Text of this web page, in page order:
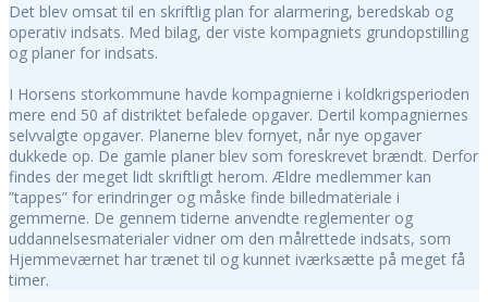
Det blev omsat til en skriftlig plan for alarmering, beredskab og
operativ indsats. Med bilag, der viste kompagniets grundopstilling
og planer for indsats.
I Horsens storkommune havde kompagnierne i koldkrigsperioden
mere end 50 af distriktet befalede opgaver. Dertil kompagniernes
selvvalgte opgaver. Planerne blev fornyet, når nye opgaver
dukkede op. De gamle planer blev som foreskrevet brændt. Derfor
findes der meget lidt skriftligt herom. Ældre medlemmer kan
”tappes” for erindringer og måske finde billedmateriale i
gemmerne. De gennem tiderne anvendte reglementer og
uddannelsesmaterialer vidner om den målrettede indsats, som
Hjemmeværnet har trænet til og kunnet iværksætte på meget få
timer.